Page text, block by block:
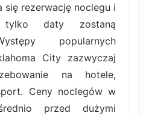
się rezerwację noclegu i
daty zostaną
popularnych
City zazwyczaj
na hotele,
Ceny noclegów w
przed dużymi